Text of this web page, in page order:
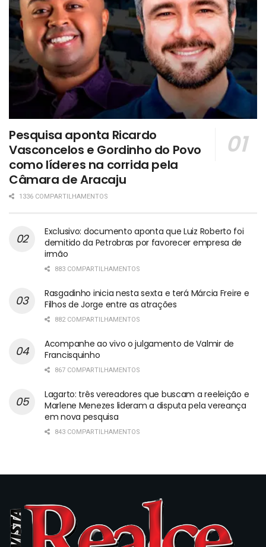
Pesquisa aponta Ricardo
Vasconcelos e Gordinho do Povo
como líderes na corrida pela
Câmara de Aracaju
1336 COMPARTILHAMENTOS
Exclusivo: documento aponta que Luiz Roberto foi
demitido da Petrobras por favorecer empresa de
irmão
883 COMPARTILHAMENTOS
Rasgadinho inicia nesta sexta e terá Márcia Freire e
Filhos de Jorge entre as atrações
882 COMPARTILHAMENTOS
Acompanhe ao vivo o julgamento de Valmir de
Francisquinho
867 COMPARTILHAMENTOS
Lagarto: três vereadores que buscam a reeleição e
Marlene Menezes lideram a disputa pela vereança
em nova pesquisa
843 COMPARTILHAMENTOS